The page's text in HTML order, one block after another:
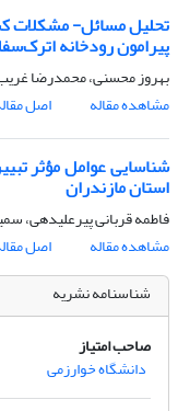
تحلیل مسائل- مشکلات
پیرامون رودخانه
بهروز محسنی، محمدرضا
مشاهده مقاله
اصل
شناسایی عوامل مؤثر
استان مازندران ‌
فاطمه قربانی پیرعلیدهی،
مشاهده مقاله
اصل
شناسنامه نشریه
صاحب امتیاز
دانشگاه خوارزمی